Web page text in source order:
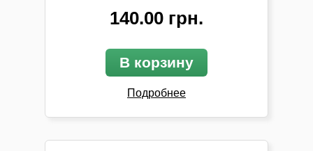
140.00 грн.
В корзину
Подробнее